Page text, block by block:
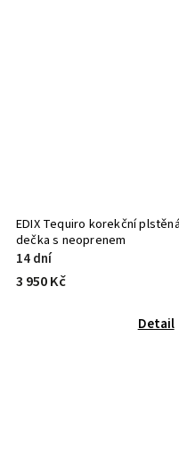
EDIX Tequiro korekční plstěná
dečka s neoprenem
14 dní
3 950 Kč
Detail